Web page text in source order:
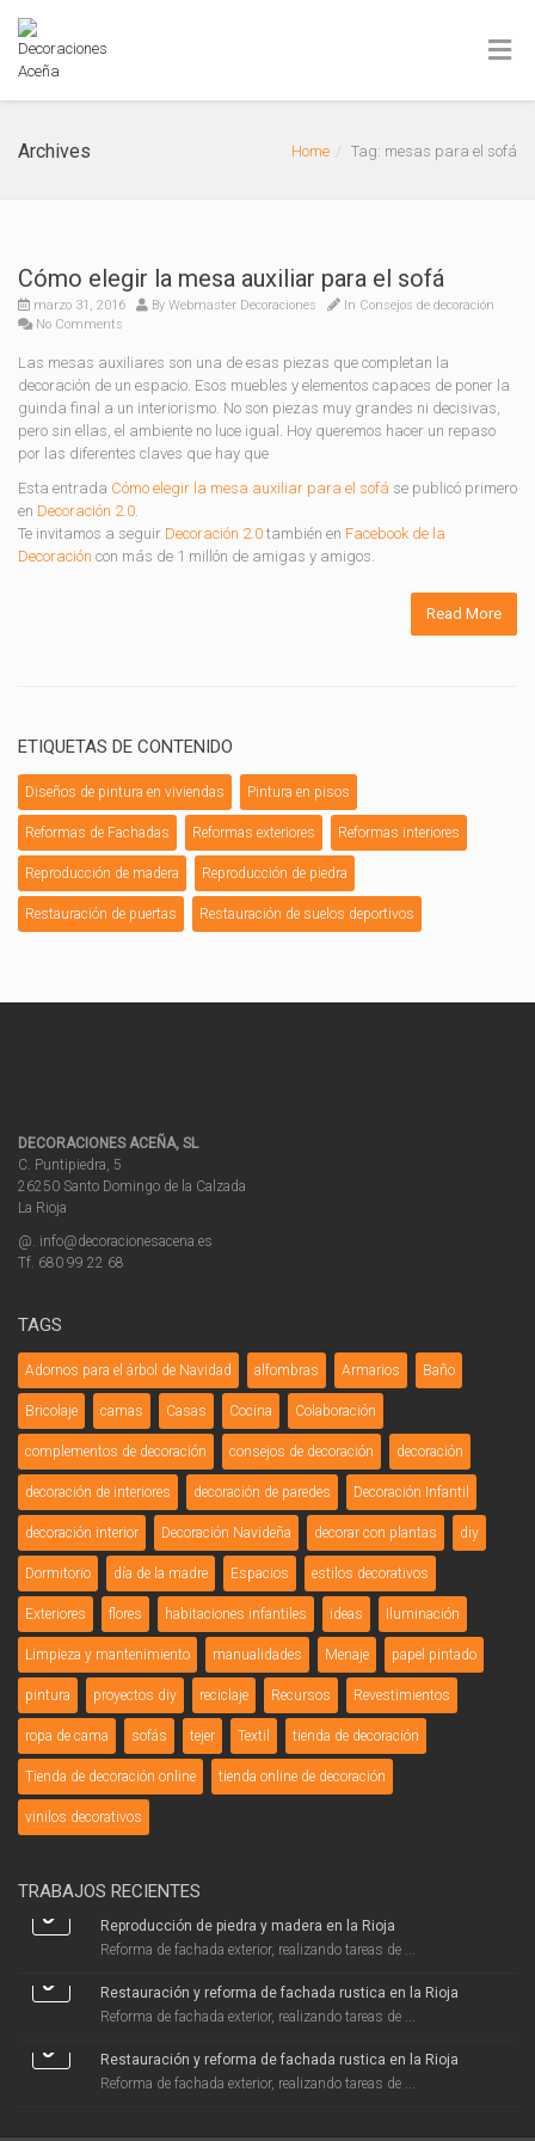
Archives Home Tag: mesas para el sofá
Cómo elegir la mesa auxiliar para el sofá
marzo 31, 2016 By Webmaster Decoraciones In Consejos de decoración
No Comments
Las mesas auxiliares son una de esas piezas que completan la
decoración de un espacio. Esos muebles y elementos capaces de poner la
guinda final a un interiorismo. No son piezas muy grandes ni decisivas,
pero sin ellas, el ambiente no luce igual. Hoy queremos hacer un repaso
por las diferentes claves que hay que
Esta entrada Cómo elegir la mesa auxiliar para el sofá se publicó primero
en Decoración 2.0.
Te invitamos a seguir Decoración 2.0 también en Facebook de la
Decoración con más de 1 millón de amigas y amigos.
Read More
ETIQUETAS DE CONTENIDO
Diseños de pintura en viviendas Pintura en pisos
Reformas de Fachadas Reformas exteriores Reformas interiores
Reproducción de madera Reproducción de piedra
Restauración de puertas Restauración de suelos deportivos
DECORACIONES ACEÑA, SL
C. Puntipiedra, 5
26250 Santo Domingo de la Calzada
La Rioja
@. info@decoracionesacena.es
Tf. 680 99 22 68
TAGS
Adornos para el árbol de Navidad alfombras Armarios Baño
Bricolaje camas Casas Cocina Colaboración
complementos de decoración consejos de decoración decoración
decoración de interiores decoración de paredes Decoración Infantil
decoración interior Decoración Navideña decorar con plantas diy
Dormitorio día de la madre Espacios estilos decorativos
Exteriores flores habitaciones infantiles ideas Iluminación
Limpieza y mantenimiento manualidades Menaje papel pintado
pintura proyectos diy reciclaje Recursos Revestimientos
ropa de cama sofás tejer Textil tienda de decoración
Tienda de decoración online tienda online de decoración
vinilos decorativos
TRABAJOS RECIENTES
Reproducción de piedra y madera en la Rioja
Reforma de fachada exterior, realizando tareas de ...
Restauración y reforma de fachada rustica en la Rioja
Reforma de fachada exterior, realizando tareas de ...
Restauración y reforma de fachada rustica en la Rioja
Reforma de fachada exterior, realizando tareas de ...